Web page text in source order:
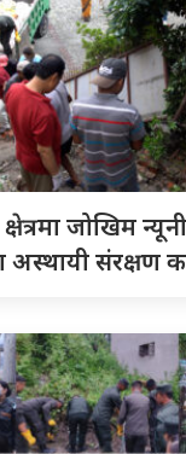
क्षेत्रमा जोखिम
अस्थायी संरक्षण